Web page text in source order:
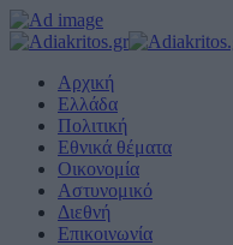
Αρχική
Ελλάδα
Πολιτική
Εθνικά θέματα
Οικονομία
Αστυνομικό
Διεθνή
Επικοινωνία